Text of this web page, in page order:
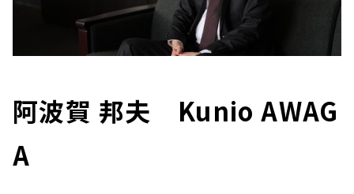
阿波賀 邦夫 Kunio AWAG
A